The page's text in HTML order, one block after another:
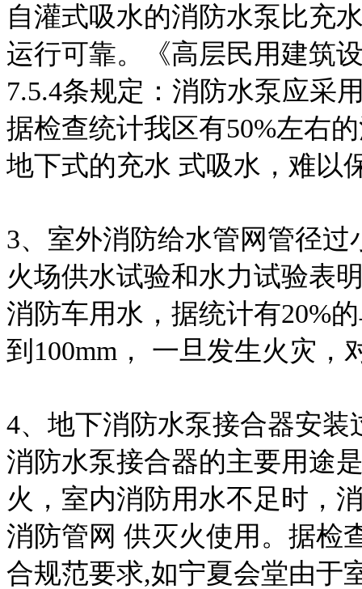
自灌式吸水的消防水泵比充
运行可靠。《高层民用建筑
7.5.4条规定：消防水泵应采
据检查统计我区有50%左右
地下式的充水 式吸水，难以
3、室外消防给水管网管径过
火场供水试验和水力试验表
消防车用水，据统计有20%
到100mm， 一旦发生火灾
4、地下消防水泵接合器安
消防水泵接合器的主要用途
火，室内消防用水不足时，
消防管网 供灭火使用。据检
合规范要求,如宁夏会堂由于